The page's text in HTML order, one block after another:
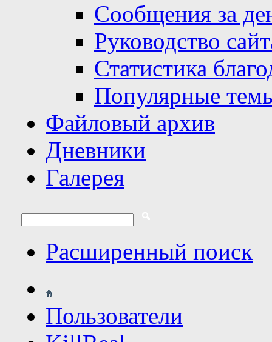
Сообщения за
Руководство
Статистика
Популярные
Файловый архив
Дневники
Галерея
Расширенный поиск
Пользователи